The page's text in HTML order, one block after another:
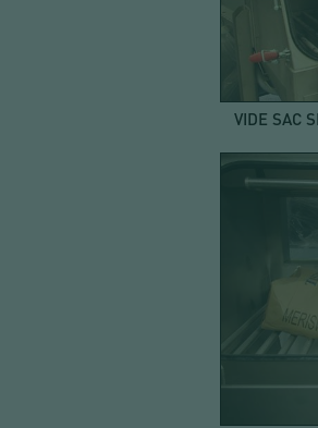
VIDE SAC